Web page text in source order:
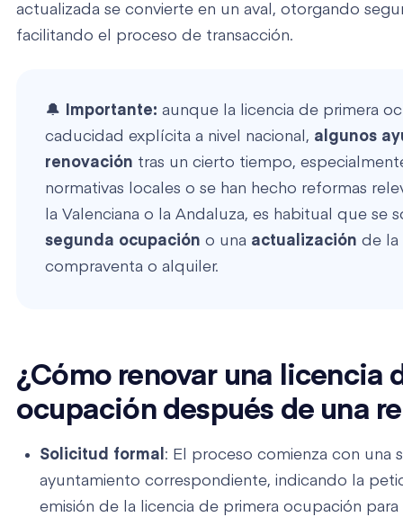
actualizada se convierte en un aval, otorgando
facilitando el proceso de transacción.
🔔 Importante: aunque la licencia de primera
caducidad explícita a nivel nacional, algunos
renovación tras un cierto tiempo,
normativas locales o se han hecho reformas
la Valenciana o la Andaluza, es habitual que se
segunda ocupación o una actualización de la
compraventa o alquiler.
¿Cómo renovar una licencia
ocupación después de una
Solicitud formal : El proceso comienza con una
ayuntamiento correspondiente, indicando la
emisión de la licencia de primera ocupación